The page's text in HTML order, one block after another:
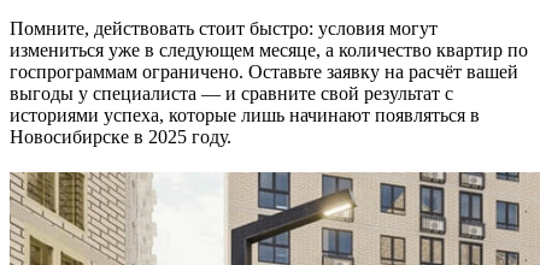
Помните, действовать стоит быстро: условия могут
измениться уже в следующем месяце, а количество квартир по
госпрограммам ограничено. Оставьте заявку на расчёт вашей
выгоды у специалиста — и сравните свой результат с
историями успеха, которые лишь начинают появляться в
Новосибирске в 2025 году.